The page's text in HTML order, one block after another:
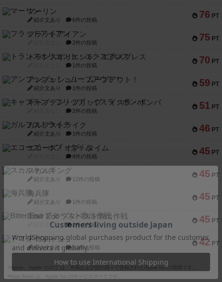
76 PT
マーリン
紹介文あり 6件の投稿
75 PT
フラットアイアン
2件の投稿
70 PT
トランスオリエント・エクスプレス
1件の投稿
59 PT
アンブッシュ！：ムーブアウト！
紹介文あり 1件の投稿
51 PT
キャプテン・フリップ：イスラ・ボンバ
2件の投稿
46 PT
ガルフストライク
紹介文あり 1件の投稿
45 PT
エコーズ・オブ・タイム
8件の投稿
45 PT
スカルキング
紹介文あり 12件の投稿
45 PT
海兵隊
紹介文あり 1件の投稿
45 PT
Bitter End ブタペスト救出作戦
紹介文なし 1件の投稿
42 PT
ドコジャン
紹介文あり 10件の投稿
※Apple、Apple のロゴ は、米国および他の国々で登録されたApple Inc.の商標です。
※App Store は、Apple Inc.のサービスマークです。